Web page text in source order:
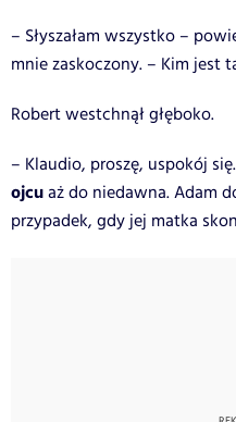
– Słyszałam wszystko –
mnie zaskoczony. – Kim jest
Robert westchnął głęboko.
– Klaudio, proszę, uspokój się.
ojcuaż do niedawna. Adam
przypadek, gdy jej matka